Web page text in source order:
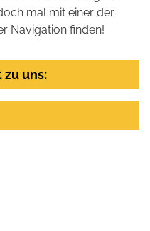
mal mit einer der
Navigation finden!
zu uns: